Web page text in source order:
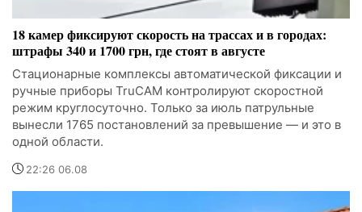
18 камер фиксируют скорость на трассах и в городах:
штрафы 340 и 1700 грн, где стоят в августе
Стационарные комплексы автоматической фиксации и
ручные приборы TruCAM контролируют скоростной
режим круглосуточно. Только за июль патрульные
вынесли 1765 постановлений за превышение — и это в
одной области.
22:26 06.08